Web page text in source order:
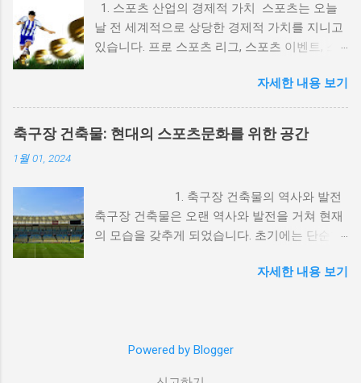
식이었지만, 시간이 지나면서 점점 더 복잡한 마
케팅 전략으로 발전해 왔습니다. 예를 들어, 베
이브 루스는 1920년대에 담배 광고 모델로 활동
선수는 그들의 인지도와 신뢰성을 통해 제품의
가치를 높이는 역할을 해왔습니다. 2. 스포츠 선
수와 광고의 상호 이익 스포츠 선수와 광고의 관
의 인지도를 높일 수 있습니다. 예를 들어, 마이
클 조던은 나이키와의 협업을 통해 에어 조던이
라는 브랜드를 성공적으로 런칭했습니다. 2) 선
수의 이미지를 통한 신뢰성 확보: 스포츠 선수는
미칩니다. 3) 경제적 이익: 광고 계약은 선수들
에게 상당한 경제적 이익을 제공합니다. 이는 선
1. 스포츠 산업의 경제적 가치 스포츠는 오늘
날 전 세계적으로 상당한 경제적 가치를 지니고
있습니다. 프로 스포츠 리그, 스포츠 이벤트, 스
전에 기여하고 있습니다. 이를 통해 많은 일자리
가 창출되고, 도시의 발전과 경제적 번영을 이루
어내고 있습니다. 2. 돈의 영향으로 인한 도덕적
문제 스포츠와 돈의 관계는 도덕적 문제를 야기
위가 발생할 수 있습니다. 또한 돈의 영향으로
스포츠의 순수성과 공정성이 훼손될 수 있으며,
선수들의 도덕적 가치가 흐려질 수 있습니다. 이
포츠에서 지속적으로 발생하고 있는데, 여기에
성 스포츠와 돈은 상호 의존적인 관계에 있습니
다. 돈의 투자를 통해 스포츠 시설과 인프라를
자세한 내용 보기
축구장 건축물: 현대의 스포츠문화를 위한 공간
1월 01, 2024
1. 축구장 건축물의 역사와 발전
축구장 건축물은 오랜 역사와 발전을 거쳐 현재
의 모습을 갖추게 되었습니다. 초기에는 단순한
변화와 함께 건축 기술과 디자인이 발전하면서
이 설계되고 있습니다. 2. 기능과 편의성을 갖춘
자세한 내용 보기
Powered by Blogger